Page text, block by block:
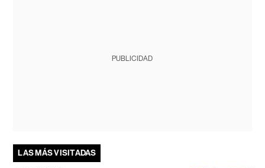
PUBLICIDAD
LAS MÁS VISITADAS